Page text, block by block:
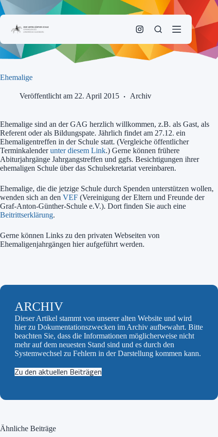
Zum
Inhalt
Ehemalige
Veröffentlicht am 22. April 2015 Archiv
Ehemalige sind an der GAG herzlich willkommen, z.B. als Gast, als
Referent oder als Bildungspate. Jährlich findet am 27.12. ein
Ehemaligentreffen in der Schule statt. (Vergleiche öffentlicher
Terminkalenderunter diesem Link.) Gerne können frühere
Abiturjahrgänge Jahrgangstreffen und ggfs. Besichtigungen ihrer
ehemaligen Schule über das Schulsekretariat vereinbaren.
Ehemalige, die die jetzige Schule durch Spenden unterstützen wollen,
wenden sich an den VEF (Vereinigung der Eltern und Freunde der
Graf-Anton-Günther-Schule e.V.). Dort finden Sie auch eine
Beitrittserklärung.
Gerne können Links zu den privaten Webseiten von
Ehemaligenjahrgängen hier aufgeführt werden.
ARCHIV
Dieser Artikel stammt von unserer alten Website und wird
hier zu Dokumentationszwecken im Archiv aufbewahrt. Bitte
beachten Sie, dass die Informationen möglicherweise nicht
mehr auf dem neuesten Stand sind und es durch den
Systemwechsel zu Fehlern in der Darstellung kommen kann.
Zu den aktuellen Beiträgen
Ähnliche Beiträge